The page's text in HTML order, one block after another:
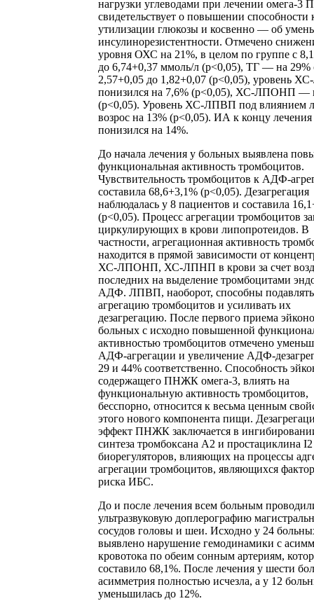
нагрузки углеводами при лечении омега-
свидетельствует о повышении способности
утилизации глюкозы и косвенно — об
инсулинорезистентности. Отмечено
уровня ОХС на 21%, в целом по группе с
до 6,74+0,37 ммоль/л (р<0,05), ТГ — на 29%
2,57+0,05 до 1,82+0,07 (р<0,05), уровень
понизился на 7,6% (р<0,05), ХС-ЛПОНП —
(р<0,05). Уровень ХС-ЛПВП под влиянием
возрос на 13% (р<0,05). ИА к концу лечения
понизился на 14%.
До начала лечения у больных выявлена
функциональная активность тромбоцитов.
Чувствительность тромбоцитов к АДФ-
составила 68,6+3,1% (р<0,05). Дезагрегация
наблюдалась у 8 пациентов и составила
(р<0,05). Процесс агрегации тромбоцитов
циркулирующих в крови липопротеидов. В
частности, агрегационная активность
находится в прямой зависимости от
ХС-ЛПОНП, ХС-ЛПНП в крови за счет
последних на выделение тромбоцитами
АДФ. ЛПВП, наоборот, способны подавлять
агрегацию тромбоцитов и усиливать их
дезагрегацию. После первого приема
больных с исходно повышенной
активностью тромбоцитов отмечено
АДФ-агрегации и увеличение АДФ-
29 и 44% соответственно. Способность
содержащего ПНЖК омега-3, влиять на
функциональную активность тромбоцитов,
бесспорно, относится к весьма ценным
этого нового компонента пищи.
эффект ПНЖК заключается в
синтеза тромбоксана А2 и простациклина
биорегуляторов, влияющих на процессы
агрегации тромбоцитов, являющихся
риска ИБС.
До и после лечения всем больным
ультразвуковую доплерографию
сосудов головы и шеи. Исходно у 24
выявлено нарушение гемодинамики с
кровотока по обеим сонным артериям,
составило 68,1%. После лечения у шести
асимметрия полностью исчезла, а у 12
уменьшилась до 12%.